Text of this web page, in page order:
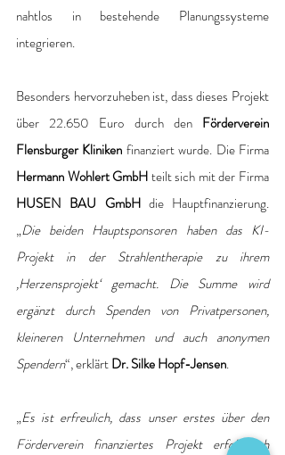
nahtlos in bestehende Planungssysteme
integrieren.
Besonders hervorzuheben ist, dass dieses Projekt
über 22.650 Euro durch den Förderverein
Flensburger Kliniken finanziert wurde. Die Firma
Hermann Wohlert GmbH
HUSEN BAU GmbH die Hauptfinanzierung.
„Die beiden Hauptsponsoren haben das KI-
Projekt in der Strahlentherapie zu ihrem
‚Herzensprojekt‘ gemacht. Die Summe wird
ergänzt durch Spenden von Privatpersonen,
kleineren Unternehmen und auch anonymen
Spendern“, erklärt Dr. Silke Hopf-Jensen.
„Es ist erfreulich, dass unser erstes über den
Förderverein finanziertes Projekt erfolgreich